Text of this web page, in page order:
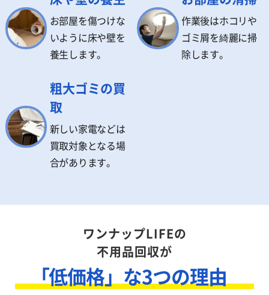
お部屋を傷つけな
いように床や壁を
養生します。
作業後はホコリや
ゴミ屑を綺麗に掃
除します。
粗大ゴミの買
取
新しい家電などは
買取対象となる場
合があります。
ワンナップLIFEの
不用品回収が
「低価格」な3つの理由